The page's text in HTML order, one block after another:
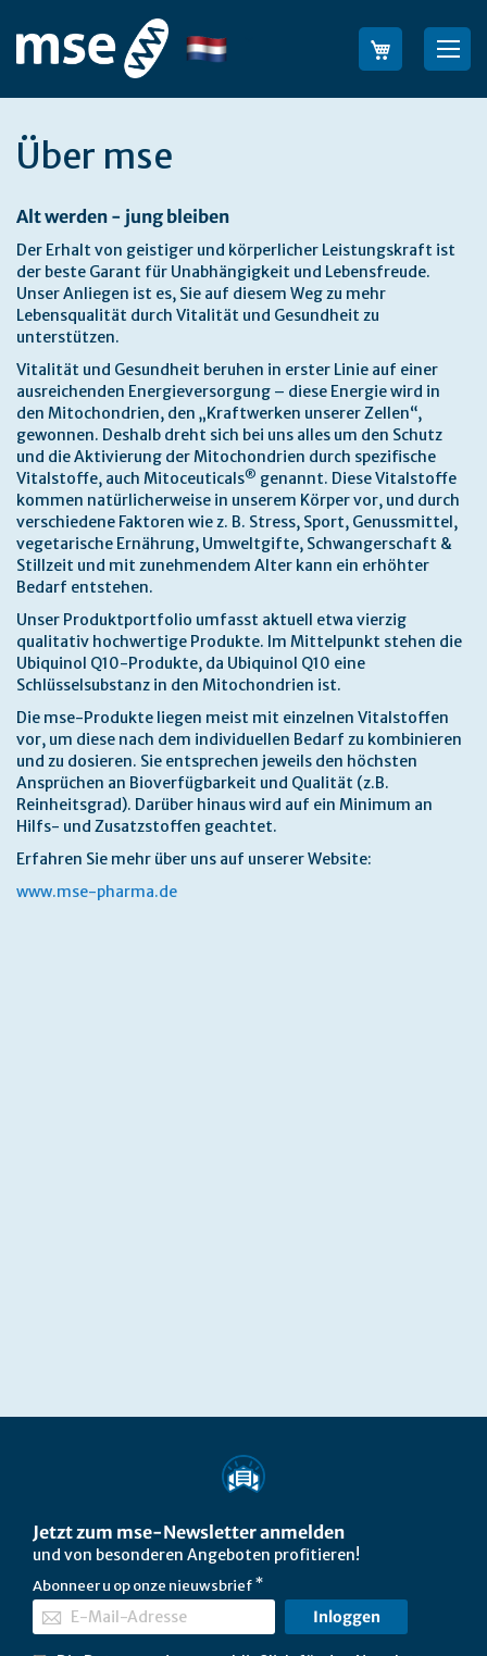
naar
Taal
Über mse
Alt werden - jung bleiben
Der Erhalt von geistiger und körperlicher Leistungskraft ist
der beste Garant für Unabhängigkeit und Lebensfreude.
Unser Anliegen ist es, Sie auf diesem Weg zu mehr
Lebensqualität durch Vitalität und Gesundheit zu
unterstützen.
Vitalität und Gesundheit beruhen in erster Linie auf einer
ausreichenden Energieversorgung – diese Energie wird in
den Mitochondrien, den „Kraftwerken unserer Zellen“,
gewonnen. Deshalb dreht sich bei uns alles um den Schutz
und die Aktivierung der Mitochondrien durch spezifische
Vitalstoffe, auch Mitoceuticals® genannt. Diese Vitalstoffe
kommen natürlicherweise in unserem Körper vor, und durch
verschiedene Faktoren wie z. B. Stress, Sport, Genussmittel,
vegetarische Ernährung, Umweltgifte, Schwangerschaft &
Stillzeit und mit zunehmendem Alter kann ein erhöhter
Bedarf entstehen.
Unser Produktportfolio umfasst aktuell etwa vierzig
qualitativ hochwertige Produkte. Im Mittelpunkt stehen die
Ubiquinol Q10-Produkte, da Ubiquinol Q10 eine
Schlüsselsubstanz in den Mitochondrien ist.
Die mse-Produkte liegen meist mit einzelnen Vitalstoffen
vor, um diese nach dem individuellen Bedarf zu kombinieren
und zu dosieren. Sie entsprechen jeweils den höchsten
Ansprüchen an Bioverfügbarkeit und Qualität (z.B.
Reinheitsgrad). Darüber hinaus wird auf ein Minimum an
Hilfs- und Zusatzstoffen geachtet.
Erfahren Sie mehr über uns auf unserer Website:
www.mse-pharma.de
Jetzt zum mse-Newsletter anmelden
und von besonderen Angeboten profitieren!
Abonneer u op onze nieuwsbrief
Inloggen